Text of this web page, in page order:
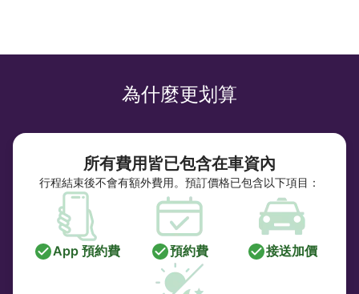
為什麼更划算
所有費用皆已包含在車資內
行程結束後不會有額外費用。預訂價格已包含以下項目：
App 預約費 預約費 接送加價